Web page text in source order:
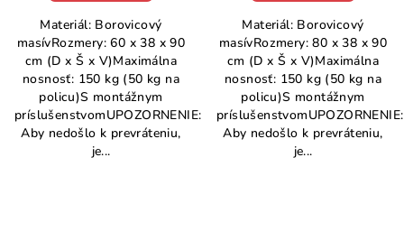
Materiál: Borovicový
masívRozmery: 60 x 38 x 90
cm (D x Š x V)Maximálna
nosnosť: 150 kg (50 kg na
policu)S montážnym
príslušenstvomUPOZORNENIE:
Aby nedošlo k prevráteniu,
je...
Materiál: Borovicový
masívRozmery: 80 x 38 x 90
cm (D x Š x V)Maximálna
nosnosť: 150 kg (50 kg na
policu)S montážnym
príslušenstvomUPOZORNENIE:
Aby nedošlo k prevráteniu,
je...